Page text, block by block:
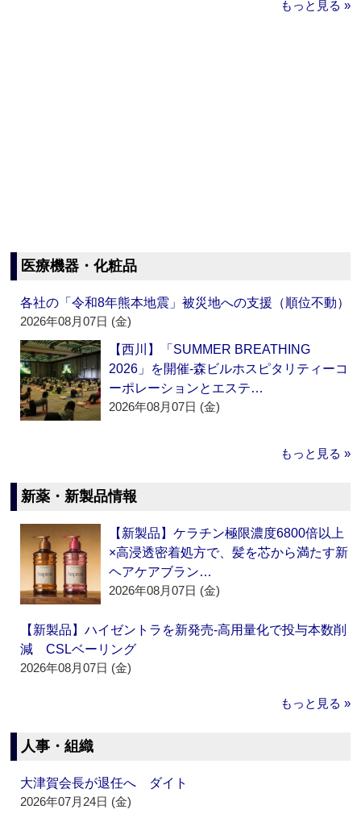
もっと見る »
医療機器・化粧品
各社の「令和8年熊本地震」被災地への支援（順位不動）
2026年08月07日 (金)
【西川】「SUMMER BREATHING
2026」を開催‐森ビルホスピタリティーコ
ーポレーションとエステ…
2026年08月07日 (金)
もっと見る »
新薬・新製品情報
【新製品】ケラチン極限濃度6800倍以上
×高浸透密着処方で、髪を芯から満たす新
ヘアケアブラン…
2026年08月07日 (金)
【新製品】ハイゼントラを新発売‐高用量化で投与本数削
減 CSLベーリング
2026年08月07日 (金)
もっと見る »
人事・組織
大津賀会長が退任へ ダイト
2026年07月24日 (金)